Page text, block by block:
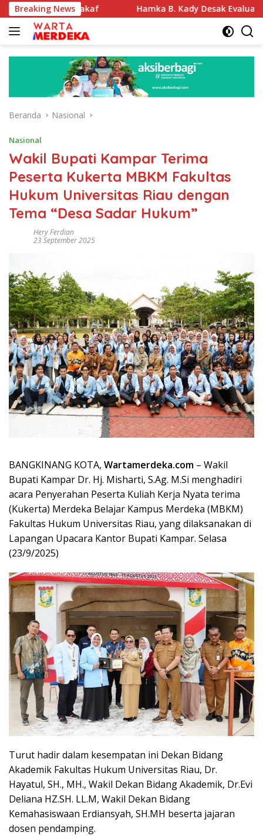
Langsung
ke
konten
Breaking News
Wakaf Hamka B. Kady Desak Evaluasi Permenhub
Beranda Nasional
Nasional
Wakil Bupati Kampar Terima
Peserta Kukerta MBKM Fakultas
Hukum Universitas Riau dengan
Tema “Desa Sadar Hukum”
Hery Ferdian
23 September 2025
BANGKINANG KOTA, Wartamerdeka.com – Wakil
Bupati Kampar Dr. Hj. Misharti, S.Ag. M.Si menghadiri
acara Penyerahan Peserta Kuliah Kerja Nyata terima
(Kukerta) Merdeka Belajar Kampus Merdeka (MBKM)
Fakultas Hukum Universitas Riau, yang dilaksanakan di
Lapangan Upacara Kantor Bupati Kampar. Selasa
(23/9/2025)
Turut hadir dalam kesempatan ini Dekan Bidang
Akademik Fakultas Hukum Universitas Riau, Dr.
Hayatul, SH., MH., Wakil Dekan Bidang Akademik, Dr.Evi
Deliana HZ.SH. LL.M, Wakil Dekan Bidang
Kemahasiswaan Erdiansyah, SH.MH beserta jajaran
dosen pendamping.